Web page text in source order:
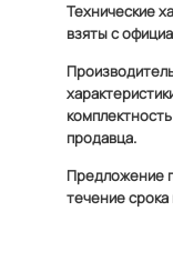
Технические
взяты с
продавца.
Предложение
течение срока